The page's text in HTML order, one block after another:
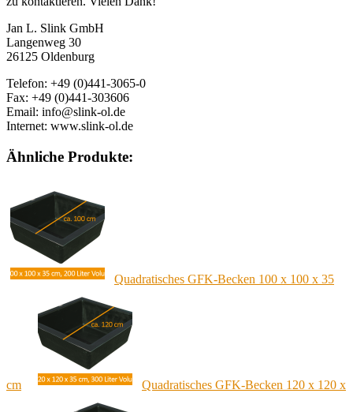
Jan L. Slink GmbH
Langenweg 30
26125 Oldenburg
Telefon: +49 (0)441-3065-0
Fax: +49 (0)441-303606
Email: info@slink-ol.de
Internet: www.slink-ol.de
Ähnliche Produkte:
Quadratisches GFK-Becken 100 x 100 x 35
cm Quadratisches GFK-Becken 120 x 120 x